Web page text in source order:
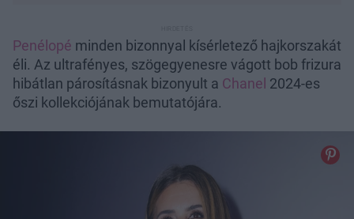
Penélopé minden bizonnyal kísérletező hajkorszakát
éli. Az ultrafényes, szögegyenesre vágott bob frizura
hibátlan párosításnak bizonyult a Chanel 2024-es
őszi kollekciójának bemutatójára.